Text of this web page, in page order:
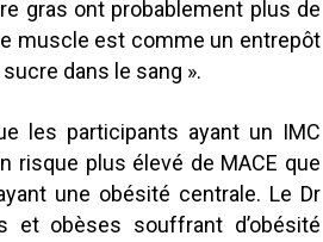
gras ont probablement plus de
muscle est comme un entrepôt
dans le sang ».
les participants ayant un IMC
risque plus élevé de MACE que
une obésité centrale. Le Dr
et obèses souffrant d’obésité